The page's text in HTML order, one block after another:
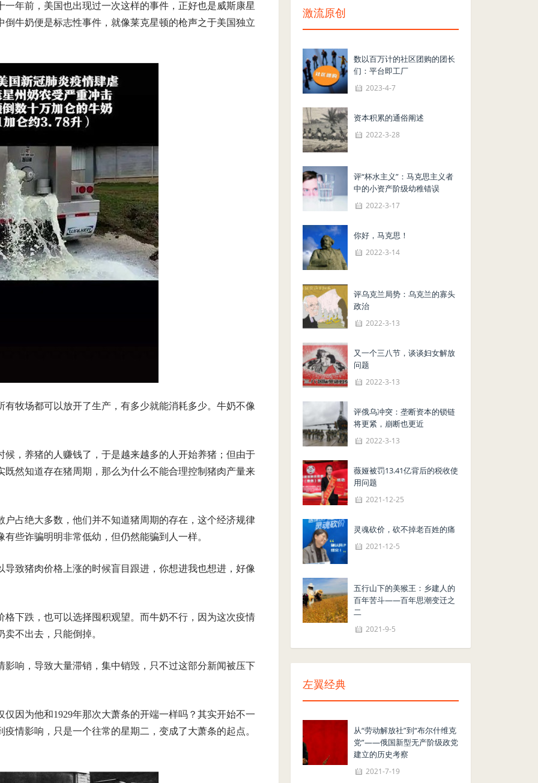
年前，美国也出现过一次这样的事件，正好也是威斯康星
倒牛奶便是标志性事件，就像莱克星顿的枪声之于美国独立
牧场都可以放开了生产，有多少就能消耗多少。牛奶不像
，养猪的人赚钱了，于是越来越多的人开始养猪；但由于
然知道存在猪周期，那么为什么不能合理控制猪肉产量来
占绝大多数，他们并不知道猪周期的存在，这个经济规律
些诈骗明明非常低幼，但仍然能骗到人一样。
致猪肉价格上涨的时候盲目跟进，你想进我也想进，好像
下跌，也可以选择囤积观望。而牛奶不行，因为这次疫情
不出去，只能倒掉。
响，导致大量滞销，集中销毁，只不过这部分新闻被压下
因为他和1929年那次大萧条的开端一样吗？其实开始不一
情影响，只是一个往常的星期二，变成了大萧条的起点。
激流原创
数以百万计的社区团购的团长
们：平台即工厂
2023-4-7
资本积累的通俗阐述
2022-3-28
评“杯水主义”：马克思主义者
中的小资产阶级幼稚错误
2022-3-17
你好，马克思！
2022-3-14
评乌克兰局势：乌克兰的寡头
政治
2022-3-13
又一个三八节，谈谈妇女解放
问题
2022-3-13
评俄乌冲突：垄断资本的锁链
将更紧，崩断也更近
2022-3-13
薇娅被罚13.41亿背后的税收使
用问题
2021-12-25
灵魂砍价，砍不掉老百姓的痛
2021-12-5
五行山下的美猴王：乡建人的
百年苦斗——百年思潮变迁之
二
2021-9-5
左翼经典
从“劳动解放社”到“布尔什维克
党”——俄国新型无产阶级政党
建立的历史考察
2021-7-19